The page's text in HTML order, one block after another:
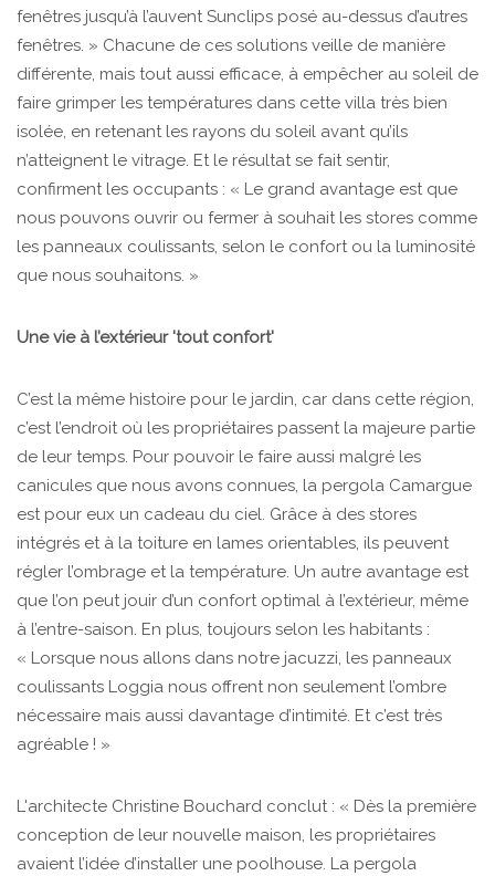
fenêtres jusqu’à l’auvent Sunclips posé au-dessus d’autres
fenêtres. » Chacune de ces solutions veille de manière
différente, mais tout aussi efficace, à empêcher au soleil de
faire grimper les températures dans cette villa très bien
isolée, en retenant les rayons du soleil avant qu’ils
n’atteignent le vitrage. Et le résultat se fait sentir,
confirment les occupants : « Le grand avantage est que
nous pouvons ouvrir ou fermer à souhait les stores comme
les panneaux coulissants, selon le confort ou la luminosité
que nous souhaitons. »
Une vie à l’extérieur 'tout confort'
C’est la même histoire pour le jardin, car dans cette région,
c’est l’endroit où les propriétaires passent la majeure partie
de leur temps. Pour pouvoir le faire aussi malgré les
canicules que nous avons connues, la pergola Camargue
est pour eux un cadeau du ciel. Grâce à des stores
intégrés et à la toiture en lames orientables, ils peuvent
régler l’ombrage et la température. Un autre avantage est
que l’on peut jouir d’un confort optimal à l’extérieur, même
à l’entre-saison. En plus, toujours selon les habitants :
« Lorsque nous allons dans notre jacuzzi, les panneaux
coulissants Loggia nous offrent non seulement l’ombre
nécessaire mais aussi davantage d’intimité. Et c’est très
agréable ! »
L'architecte Christine Bouchard conclut : « Dès la première
conception de leur nouvelle maison, les propriétaires
avaient l’idée d’installer une poolhouse. La pergola